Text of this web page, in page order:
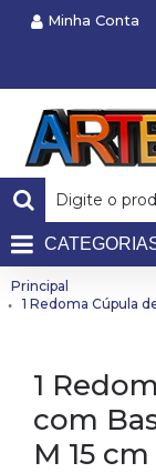
Minha Conta
Principal
1 Redoma Cúpula
1
com
M 15 cm